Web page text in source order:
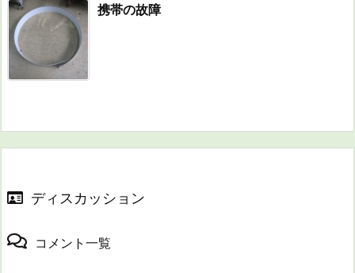
携帯の故障
ディスカッション
コメント一覧